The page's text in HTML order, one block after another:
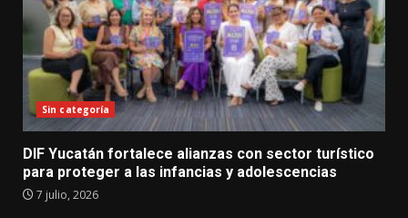
Sin categoría
DIF Yucatán fortalece alianzas con sector turístico
para proteger a las infancias y adolescencias
7 julio, 2026